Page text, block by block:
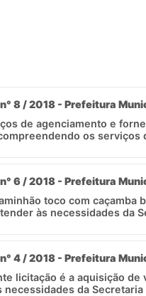
8 / 2018 - Prefeitura
de agenciamento e
os serviços
6 / 2018 - Prefeitura
toco com caçamba
às necessidades da
4 / 2018 - Prefeitura
licitação é a aquisição de
necessidades da Secretaria